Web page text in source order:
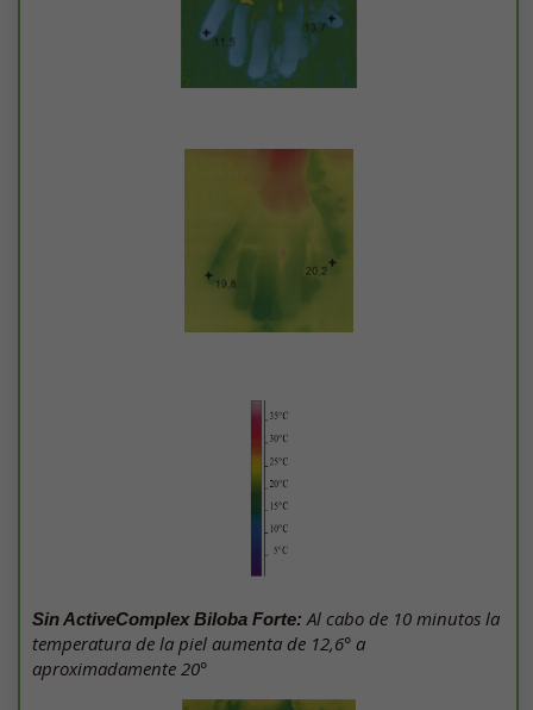
Sin ActiveComplex Biloba Forte: Al cabo de 10 minutos la
temperatura de la piel aumenta de 12,6° a
aproximadamente 20°